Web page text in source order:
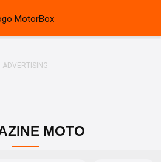
MOTO